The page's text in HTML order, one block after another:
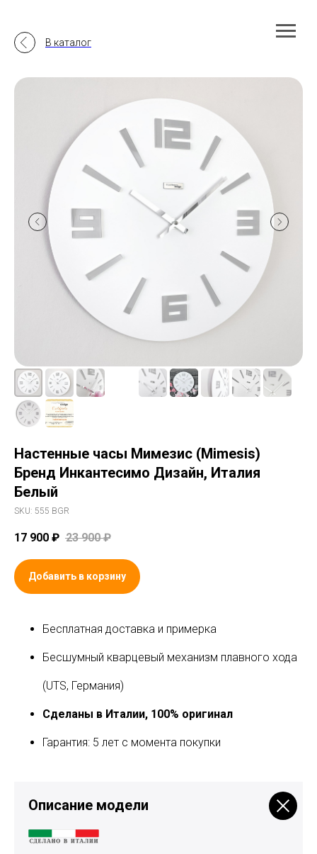
В каталог
Настенные часы Мимезис (Mimesis)
Бренд Инкантесимо Дизайн, Италия
Белый
SKU: 555 BGR
17 900 ₽ 23 900 ₽
Добавить в корзину
Бесплатная доставка и примерка
Бесшумный кварцевый механизм плавного хода
(UTS, Германия)
Сделаны в Италии, 100% оригинал
Гарантия: 5 лет с момента покупки
Описание модели